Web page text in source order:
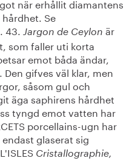
när erhållit diamantens
Se
43. Jargon de Ceylon är
som faller uti korta
emot båda ändar,
gifves väl klar, men
såsom gul och
äga saphirens hårdhet
tyngd emot vatten har
porcellains-ugn har
glaserat sig
Cristallographie,